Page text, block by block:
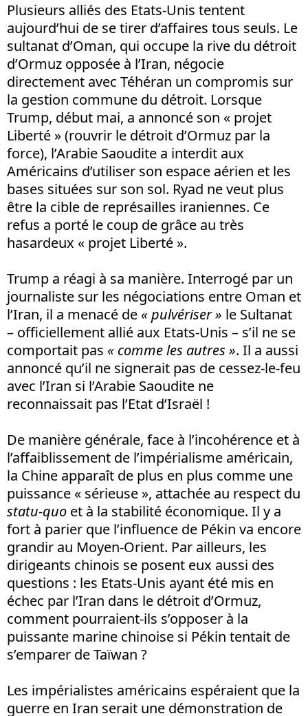
Plusieurs alliés des Etats-Unis tentent
aujourd’hui de se tirer d’affaires tous seuls. Le
sultanat d’Oman, qui occupe la rive du détroit
d’Ormuz opposée à l’Iran, négocie
directement avec Téhéran un compromis sur
la gestion commune du détroit. Lorsque
Trump, début mai, a annoncé son « projet
Liberté » (rouvrir le détroit d’Ormuz par la
force), l’Arabie Saoudite a interdit aux
Américains d’utiliser son espace aérien et les
bases situées sur son sol. Ryad ne veut plus
être la cible de représailles iraniennes. Ce
refus a porté le coup de grâce au très
hasardeux « projet Liberté ».
Trump a réagi à sa manière. Interrogé par un
journaliste sur les négociations entre Oman et
l’Iran, il a menacé de « pulvériser » le Sultanat
– officiellement allié aux Etats-Unis – s’il ne se
comportait pas « comme les autres ». Il a aussi
annoncé qu’il ne signerait pas de cessez-le-feu
avec l’Iran si l’Arabie Saoudite ne
reconnaissait pas l’Etat d’Israël !
De manière générale, face à l’incohérence et à
l’affaiblissement de l’impérialisme américain,
la Chine apparaît de plus en plus comme une
puissance « sérieuse », attachée au respect du
statu-quo et à la stabilité économique. Il y a
fort à parier que l’influence de Pékin va encore
grandir au Moyen-Orient. Par ailleurs, les
dirigeants chinois se posent eux aussi des
questions : les Etats-Unis ayant été mis en
échec par l’Iran dans le détroit d’Ormuz,
comment pourraient-ils s’opposer à la
puissante marine chinoise si Pékin tentait de
s’emparer de Taïwan ?
Les impérialistes américains espéraient que la
guerre en Iran serait une démonstration de